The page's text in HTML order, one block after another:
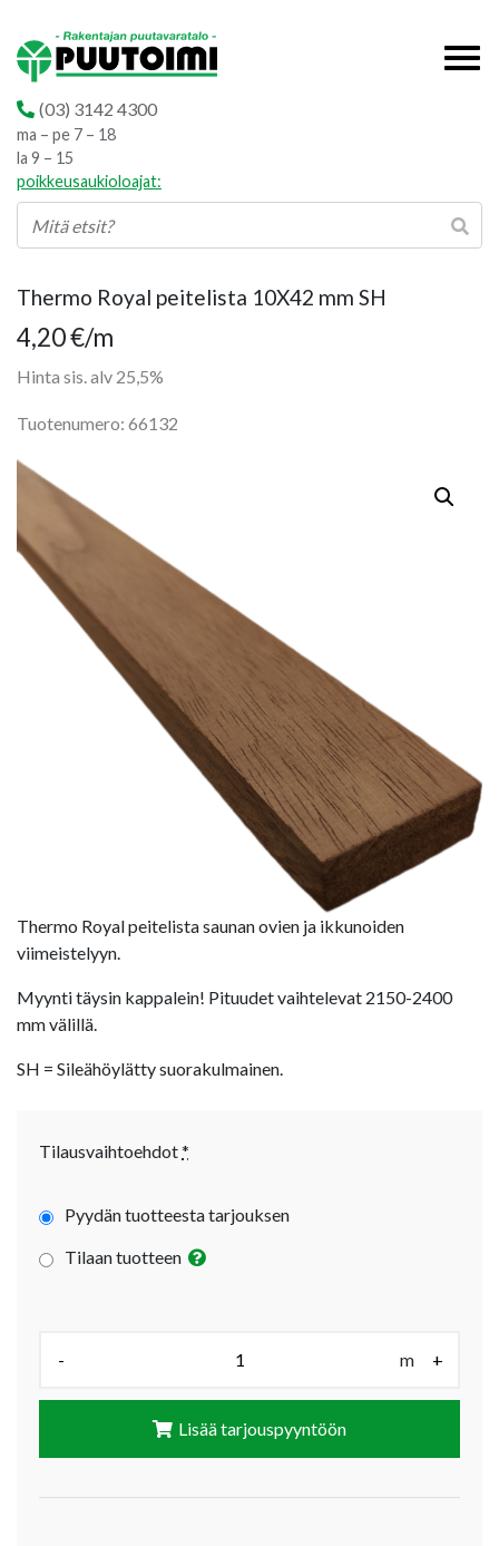
(03) 3142 4300
ma – pe 7 – 18
la 9 – 15
poikkeusaukioloajat:
Thermo Royal peitelista 10X42 mm SH
4,20€/m
Hinta sis. alv 25,5%
Tuotenumero: 66132
Thermo Royal peitelista saunan ovien ja ikkunoiden
viimeistelyyn.
Myynti täysin kappalein! Pituudet vaihtelevat 2150-2400
mm välillä.
SH = Sileähöylätty suorakulmainen.
Tilausvaihtoehdot*
Pyydän tuotteesta tarjouksen
Tilaan tuotteen
- m +
Lisää tarjouspyyntöön